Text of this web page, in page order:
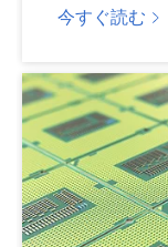
今すぐ読む